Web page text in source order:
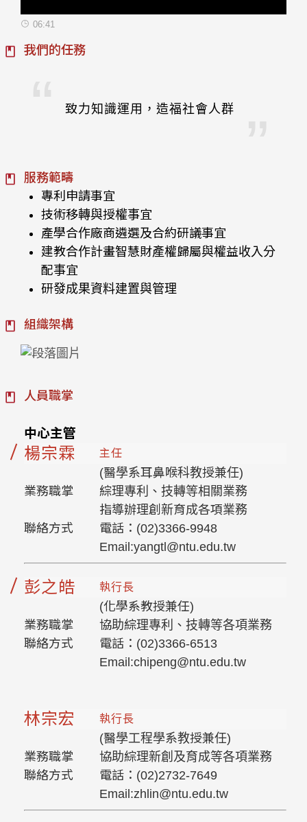
06:41
我們的任務
致力知識運用，造福社會人群
服務範疇
專利申請事宜
技術移轉與授權事宜
產學合作廠商遴選及合約研議事宜
建教合作計畫智慧財產權歸屬與權益收入分
配事宜
研發成果資料建置與管理
組織架構
人員職掌
中心主管
楊宗霖 主任
業務職掌
(醫學系耳鼻喉科教授兼任)
綜理專利、技轉等相關業務
指導辦理創新育成各項業務
聯絡方式
電話：(02)3366-9948
Email:yangtl@ntu.edu.tw
彭之皓 執行長
業務職掌
(化學系教授兼任)
協助綜理專利、技轉等各項業務
聯絡方式
電話：(02)3366-6513
Email:chipeng@ntu.edu.tw
林宗宏 執行長
業務職掌
(醫學工程學系教授兼任)
協助綜理新創及育成等各項業務
聯絡方式
電話：(02)2732-7649
Email:zhlin@ntu.edu.tw